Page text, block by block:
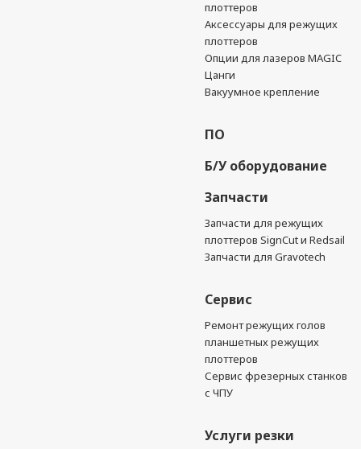
плоттеров
Аксессуары для режущих
плоттеров
Опции для лазеров MAGIC
Цанги
Вакуумное крепление
ПО
Б/У оборудование
Запчасти
Запчасти для режущих
плоттеров SignCut и Redsail
Запчасти для Gravotech
Сервис
Ремонт режущих голов
планшетных режущих
плоттеров
Сервис фрезерных станков
с ЧПУ
Услуги резки